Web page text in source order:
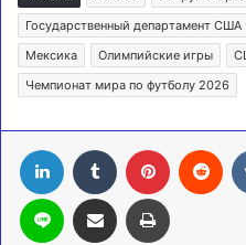
Государственный департамент США
Мексика
Олимпийские игры
Чемпионат мира по футболу 2026
LinkedIn Tumblr Pinterest
Line Поделиться через электронную почту Печатать